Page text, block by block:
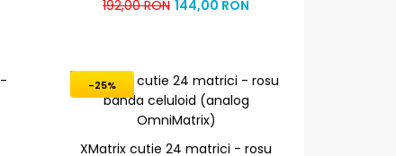
192,00 RON 144,00 RON
-25%
XMatrix cutie 24 matrici - rosu